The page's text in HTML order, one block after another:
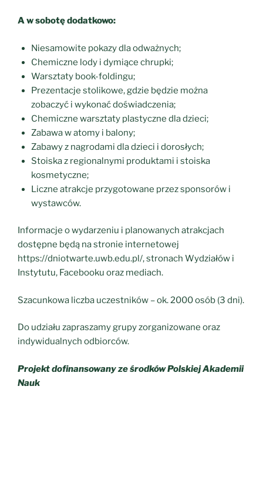
A w sobotę dodatkowo:
Niesamowite pokazy dla odważnych;
Chemiczne lody i dymiące chrupki;
Warsztaty book-foldingu;
Prezentacje stolikowe, gdzie będzie można
zobaczyć i wykonać doświadczenia;
Chemiczne warsztaty plastyczne dla dzieci;
Zabawa w atomy i balony;
Zabawy z nagrodami dla dzieci i dorosłych;
Stoiska z regionalnymi produktami i stoiska
kosmetyczne;
Liczne atrakcje przygotowane przez sponsorów i
wystawców.
Informacje o wydarzeniu i planowanych atrakcjach
dostępne będą na stronie internetowej
https://dniotwarte.uwb.edu.pl/, stronach Wydziałów i
Instytutu, Facebooku oraz mediach.
Szacunkowa liczba uczestników – ok. 2000 osób (3 dni).
Do udziału zapraszamy grupy zorganizowane oraz
indywidualnych odbiorców.
Projekt dofinansowany ze środków Polskiej Akademii
Nauk